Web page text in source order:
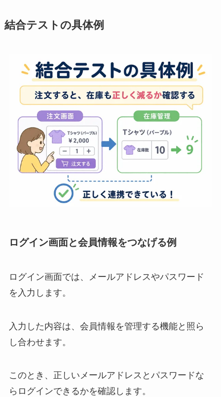
結合テストの具体例
ログイン画面と会員情報をつなげる例
ログイン画面では、メールアドレスやパスワード
を入力します。
入力した内容は、会員情報を管理する機能と照ら
し合わせます。
このとき、正しいメールアドレスとパスワードな
らログインできるかを確認します。